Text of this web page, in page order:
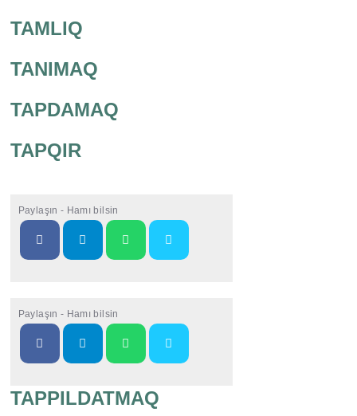
TAMLIQ
TANIMAQ
TAPDAMAQ
TAPQIR
Paylaşın - Hamı bilsin
Paylaşın - Hamı bilsin
TAPPILDATMAQ